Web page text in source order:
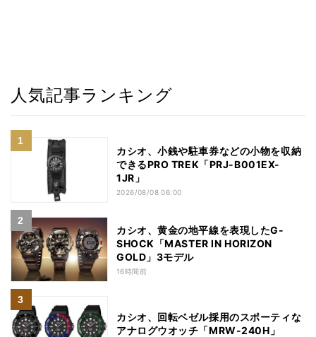
人気記事ランキング
カシオ、小銭や駐車券などの小物を収納
できるPRO TREK「PRJ-B001EX-
1JR」
2026/08/08 06:00
カシオ、黄金の地平線を表現したG-
SHOCK「MASTER IN HORIZON
GOLD」3モデル
16時間前
カシオ、回転ベゼル採用のスポーティな
アナログウオッチ「MRW-240H」